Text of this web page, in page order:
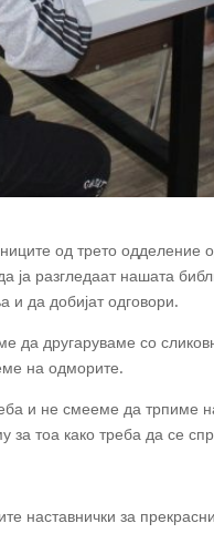
од трето
разгледаат нашата
и да добијат одговори.
да другарувамесо
на одморите.
и не смееме да трпиме
тоа како треба да се
за